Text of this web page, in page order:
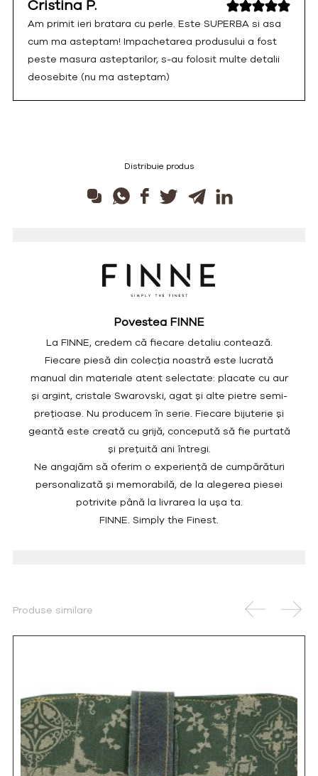
Cristina P.
Am primit ieri bratara cu perle. Este SUPERBA si asa
cum ma asteptam! Impachetarea produsului a fost
peste masura asteptarilor, s-au folosit multe detalii
deosebite (nu ma asteptam)
Distribuie produs
Povestea FINNE
La FINNE, credem că fiecare detaliu contează.
Fiecare piesă din colecția noastră este lucrată
manual din materiale atent selectate: placate cu aur
și argint, cristale Swarovski, agat și alte pietre semi-
prețioase. Nu producem în serie. Fiecare bijuterie și
geantă este creată cu grijă, concepută să fie purtată
și prețuită ani întregi.
Ne angajăm să oferim o experiență de cumpărături
personalizată și memorabilă, de la alegerea piesei
potrivite până la livrarea la ușa ta.
FINNE. Simply the Finest.
Produse similare